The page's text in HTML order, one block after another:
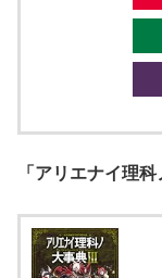
「アリエナイ理